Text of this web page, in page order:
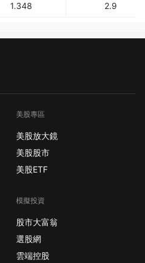
1.348 2.9
美股專區
美股放大鏡
美股股市
美股ETF
模擬投資
股市大富翁
選股網
雲端控股